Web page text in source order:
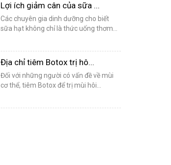
Lợi ích giảm cân của sữa ...
Các chuyên gia dinh dưỡng cho biết
sữa hạt không chỉ là thức uống thơm...
Địa chỉ tiêm Botox trị hô...
Đối với những người có vấn đề về mùi
cơ thể, tiêm Botox để trị mùi hôi...